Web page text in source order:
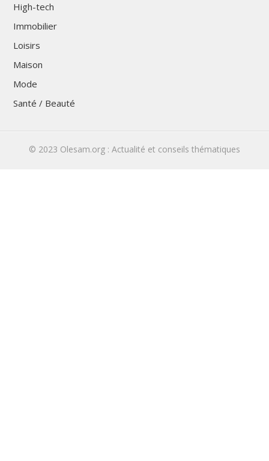
High-tech
Immobilier
Loisirs
Maison
Mode
Santé / Beauté
© 2023 Olesam.org : Actualité et conseils thématiques